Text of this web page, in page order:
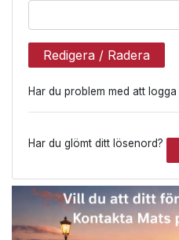
Redigera / Radera
Har du problem med att
Har du glömt ditt lösenord?